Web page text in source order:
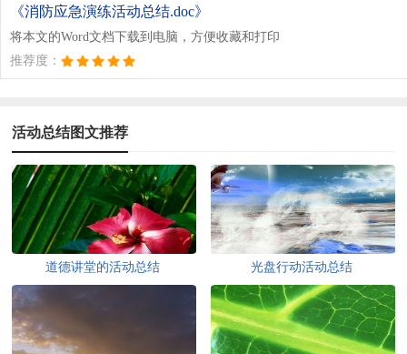
《消防应急演练活动总结.doc》
将本文的Word文档下载到电脑，方便收藏和打印
推荐度：
活动总结图文推荐
道德讲堂的活动总结 光盘行动活动总结